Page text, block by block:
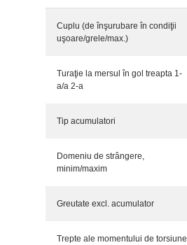
Cuplu (de înşurubare în condiţii
uşoare/grele/max.)
Turaţie la mersul în gol treapta 1-
a/a 2-a
Tip acumulatori
Domeniu de strângere,
minim/maxim
Greutate excl. acumulator
Trepte ale momentului de torsiune